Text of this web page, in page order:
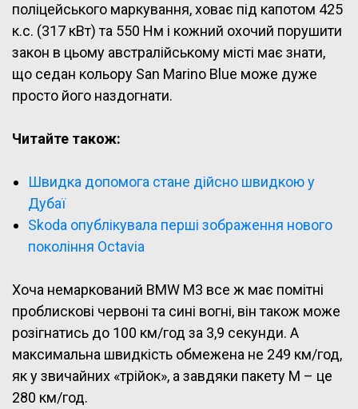
поліцейського маркування, ховає під капотом 425
к.с. (317 кВт) та 550 Нм і кожний охочий порушити
закон в цьому австралійському місті має знати,
що седан кольору San Marino Blue може дуже
просто його наздогнати.
Читайте також:
Швидка допомога стане дійсно швидкою у
Дубаї
Skoda опублікувала перші зображення нового
покоління Octavia
Хоча немаркований BMW M3 все ж має помітні
проблискові червоні та сині вогні, він також може
розігнатись до 100 км/год за 3,9 секунди. А
максимальна швидкість обмежена не 249 км/год,
як у звичайних «трійок», а завдяки пакету М – це
280 км/год.